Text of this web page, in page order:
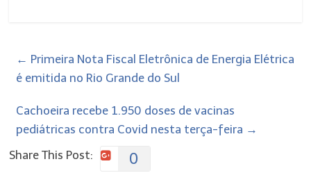
← Primeira Nota Fiscal Eletrônica de Energia Elétrica
é emitida no Rio Grande do Sul
Cachoeira recebe 1.950 doses de vacinas
pediátricas contra Covid nesta terça-feira →
Share This Post:
0